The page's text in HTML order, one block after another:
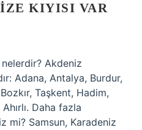
KIYISI VAR
nelerdir? Akdeniz
Adana, Antalya, Burdur,
Taşkent, Hadim,
Daha fazla
mi? Samsun, Karadeniz